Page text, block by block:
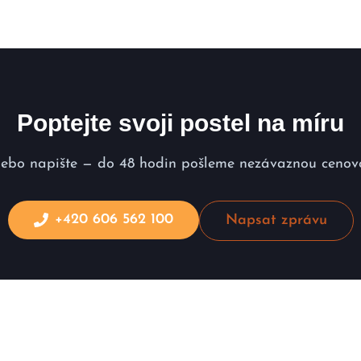
Poptejte svoji postel na míru
napište — do 48 hodin pošleme nezávaznou
+420 606 562 100 Napsat zprávu